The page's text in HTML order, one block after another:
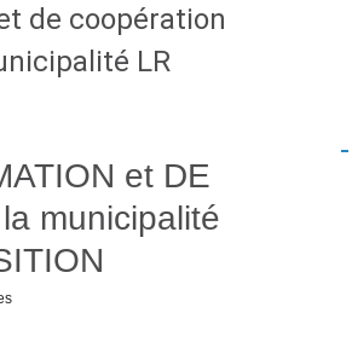
de coopération
LR
et DE
municipalité